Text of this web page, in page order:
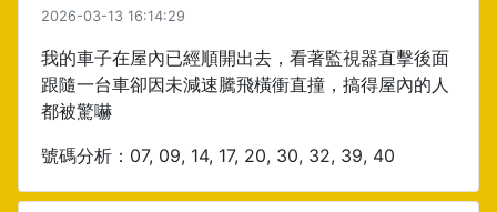
2026-03-13 16:14:29
我的車子在屋內已經順開出去，看著監視器直擊後面
跟隨一台車卻因未減速騰飛橫衝直撞，搞得屋內的人
都被驚嚇
號碼分析：07, 09, 14, 17, 20, 30, 32, 39, 40